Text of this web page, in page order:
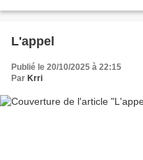
L'appel
Publié le 20/10/2025 à 22:15
Par Krri